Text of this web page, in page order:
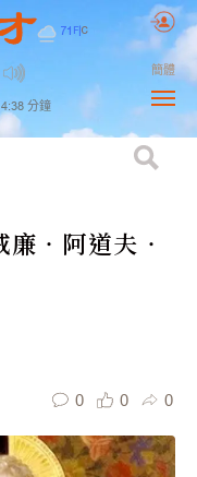
71 F| C
4:38 分鐘
簡體
廉‧阿道夫‧
0 0 0